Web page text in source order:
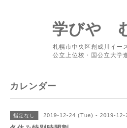
学びや
札幌市中央区創成川イー
公立上位校・国公立大学
カレンダー
指定なし 2019-12-24 (Tue) - 2019-12-